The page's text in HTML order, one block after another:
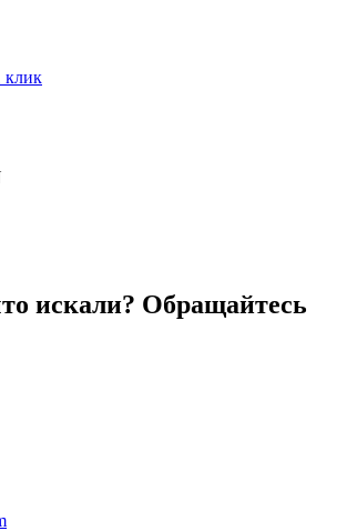
клик
искали? Обращайтесь